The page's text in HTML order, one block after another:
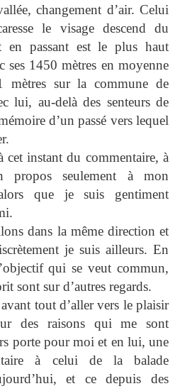
changement d’air. Celui
le visage descend du
en passant est le plus haut
ses 1450 mètres en moyenne
mètres sur la commune de
lui, au-delà des senteurs de
d’un passé vers lequel
cet instant du commentaire, à
propos seulement à mon
que je suis gentiment
dans la même direction et
je suis ailleurs. En
qui se veut commun,
sont sur d’autres regards.
tout d’aller vers le plaisir
des raisons qui me sont
porte pour moi et en lui, une
à celui de la balade
et ce depuis des